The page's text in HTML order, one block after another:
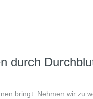
durch
bringt. Nehmen wir zu